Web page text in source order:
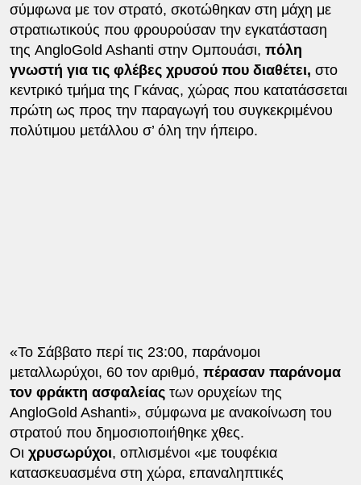
σύμφωνα με τον στρατό, σκοτώθηκαν στη μάχη με
στρατιωτικούς που φρουρούσαν την εγκατάσταση
της AngloGold Ashanti στην Ομπουάσι, πόλη
γνωστή για τις φλέβες χρυσού που διαθέτει, στο
κεντρικό τμήμα της Γκάνας, χώρας που κατατάσσεται
πρώτη ως προς την παραγωγή του συγκεκριμένου
πολύτιμου μετάλλου σ’ όλη την ήπειρο.
«Το Σάββατο περί τις 23:00, παράνομοι
μεταλλωρύχοι, 60 τον αριθμό, πέρασαν παράνομα
τον φράκτη ασφαλείας των ορυχείων της
AngloGold Ashanti», σύμφωνα με ανακοίνωση του
στρατού που δημοσιοποιήθηκε χθες.
Οι χρυσωρύχοι, οπλισμένοι «με τουφέκια
κατασκευασμένα στη χώρα, επαναληπτικές